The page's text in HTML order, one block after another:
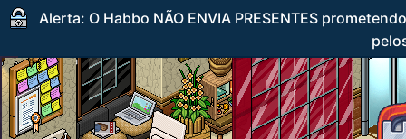
Alerta: O Habbo NÃO ENVIA PRESENTES